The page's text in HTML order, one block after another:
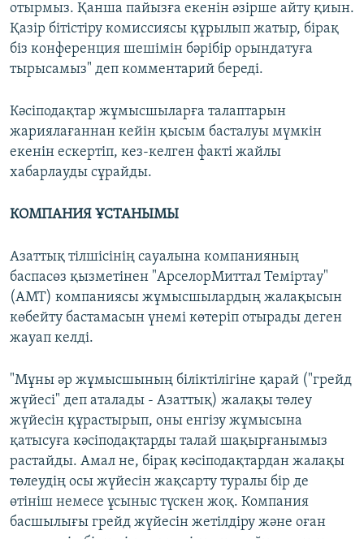
отырмыз. Қанша пайызға екенін әзірше айту қиын.
Қазір бітістіру комиссиясы құрылып жатыр, бірақ
біз конференция шешімін бәрібір орындатуға
тырысамыз" деп комментарий береді.
Кәсіподақтар жұмысшыларға талаптарын
жариялағаннан кейін қысым басталуы мүмкін
екенін ескертіп, кез-келген факті жайлы
хабарлауды сұрайды.
КОМПАНИЯ ҰСТАНЫМЫ
Азаттық тілшісінің сауалына компанияның
баспасөз қызметінен "АрселорМиттал Теміртау"
(АМТ) компаниясы жұмысшылардың жалақысын
көбейту бастамасын үнемі көтеріп отырады деген
жауап келді.
"Мұны әр жұмысшының біліктілігіне қарай ("грейд
жүйесі" деп аталады - Азаттық) жалақы төлеу
жүйесін құрастырып, оны енгізу жұмысына
қатысуға кәсіподақтарды талай шақырғанымыз
растайды. Амал не, бірақ кәсіподақтардан жалақы
төлеудің осы жүйесін жақсарту туралы бір де
өтініш немесе ұсыныс түскен жоқ. Компания
басшылығы грейд жүйесін жетілдіру және оған